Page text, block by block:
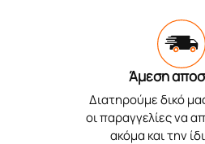
Άμεση
Διατηρούμε δικό
οι παραγγελίες να
ακόμα και την